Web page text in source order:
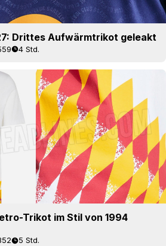
Drittes Aufwärmtrikot geleakt
4 Std.
Trikot im Stil von 1994
5 Std.